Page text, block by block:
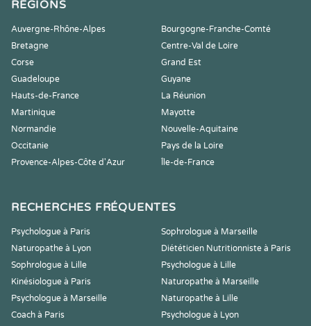
RÉGIONS
Auvergne-Rhône-Alpes
Bourgogne-Franche-Comté
Bretagne
Centre-Val de Loire
Corse
Grand Est
Guadeloupe
Guyane
Hauts-de-France
La Réunion
Martinique
Mayotte
Normandie
Nouvelle-Aquitaine
Occitanie
Pays de la Loire
Provence-Alpes-Côte d'Azur
Île-de-France
RECHERCHES FRÉQUENTES
Psychologue à Paris
Sophrologue à Marseille
Naturopathe à Lyon
Diététicien Nutritionniste à Paris
Sophrologue à Lille
Psychologue à Lille
Kinésiologue à Paris
Naturopathe à Marseille
Psychologue à Marseille
Naturopathe à Lille
Coach à Paris
Psychologue à Lyon